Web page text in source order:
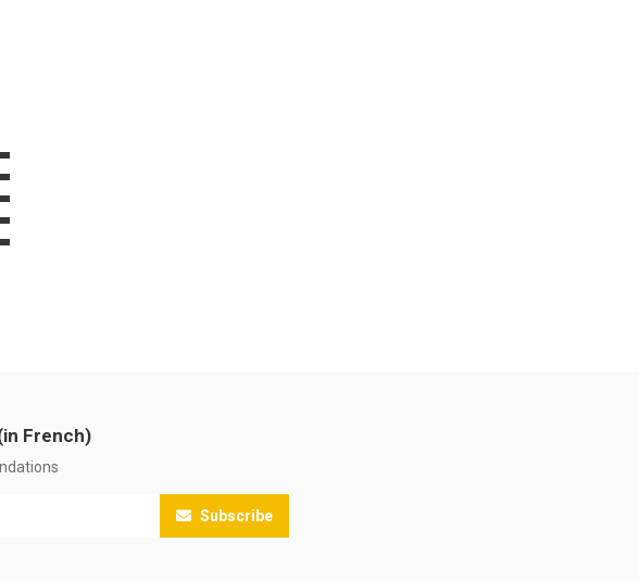
French)
Subscribe